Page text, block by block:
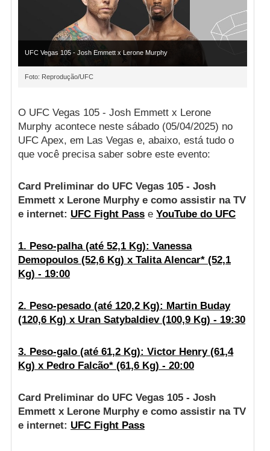
UFC Vegas 105 - Josh Emmett x Lerone Murphy
Foto: Reprodução/UFC
O UFC Vegas 105 - Josh Emmett x Lerone
Murphy acontece neste sábado (05/04/2025) no
UFC Apex, em Las Vegas e, abaixo, está tudo o
que você precisa saber sobre este evento:
Card Preliminar do UFC Vegas 105 - Josh
Emmett x Lerone Murphy e como assistir na TV
e internet: UFC Fight Passe YouTube do UFC
1. Peso-palha (até 52,1 Kg): Vanessa
Demopoulos (52,6 Kg) x Talita Alencar* (52,1
Kg) - 19:00
2. Peso-pesado (até 120,2 Kg): Martin Buday
(120,6 Kg) x Uran Satybaldiev (100,9 Kg) - 19:30
3. Peso-galo (até 61,2 Kg): Victor Henry (61,4
Kg) x Pedro Falcão* (61,6 Kg) - 20:00
Card Preliminar do UFC Vegas 105 - Josh
Emmett x Lerone Murphy e como assistir na TV
e internet: UFC Fight Pass